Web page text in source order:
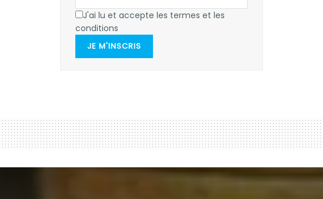
J'ai lu et accepte les termes et les
conditions
JE M'INSCRIS